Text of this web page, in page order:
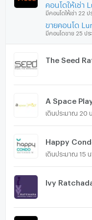
มีคอนโดให้เช่า 22 ป
ขายคอนโด
มีคอนโดขาย 25 ปร
เดินประมาณ 20
Happy
เดินประมาณ 15 น
Ivy